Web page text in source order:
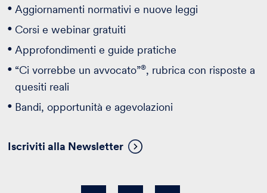
Aggiornamenti normativi e nuove leggi
Corsi e webinar gratuiti
Approfondimenti e guide pratiche
“Ci vorrebbe un avvocato”®, rubrica con risposte a
quesiti reali
Bandi, opportunità e agevolazioni
Iscriviti alla Newsletter